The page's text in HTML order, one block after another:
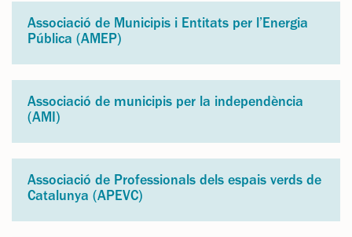
Associació de Municipis i Entitats per l’Energia
Pública (AMEP)
Associació de municipis per la independència
(AMI)
Associació de Professionals dels espais verds de
Catalunya (APEVC)